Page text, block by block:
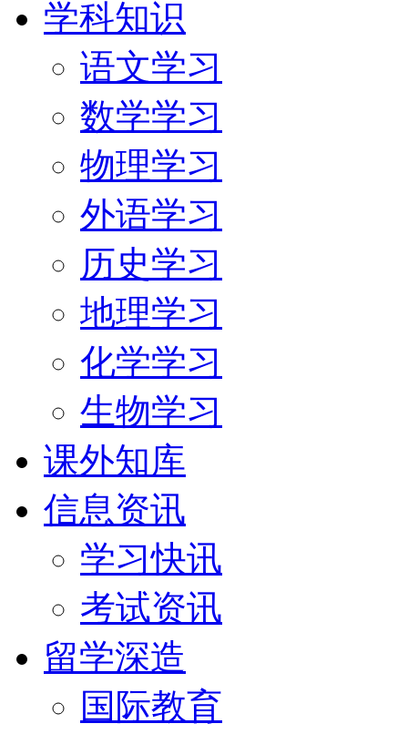
学科知识
语文学习
数学学习
物理学习
外语学习
历史学习
地理学习
化学学习
生物学习
课外知库
信息资讯
学习快讯
考试资讯
留学深造
国际教育